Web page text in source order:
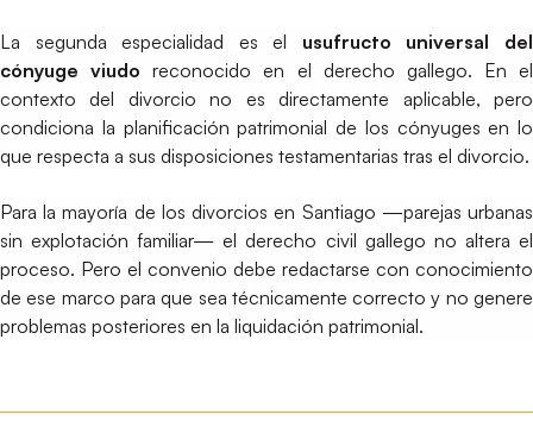
La segunda especialidad es el usufructo universal del
cónyuge viudo reconocido en el derecho gallego. En el
contexto del divorcio no es directamente aplicable, pero
condiciona la planificación patrimonial de los cónyuges en lo
que respecta a sus disposiciones testamentarias tras el divorcio.
Para la mayoría de los divorcios en Santiago —parejas urbanas
sin explotación familiar— el derecho civil gallego no altera el
proceso. Pero el convenio debe redactarse con conocimiento
de ese marco para que sea técnicamente correcto y no genere
problemas posteriores en la liquidación patrimonial.